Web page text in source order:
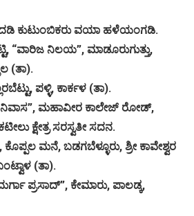
ಕುಟುಂಬಿಕರು ವಯಾ ಹಳೆಯಂಗಡಿ.
, “ವಾರಿಜ ನಿಲಯ”, ಮಾಡೂರುಗುತ್ತು,
(ತಾ).
, ಪಳ್ಳಿ, ಕಾರ್ಕಳ (ತಾ).
ನಿವಾಸ”, ಮಹಾವೀರ ಕಾಲೇಜ್ ರೋಡ್,
ಕ್ಷೇತ್ರ ಸರಸ್ವತೀ ಸದನ.
, ಕೊಪ್ಪಲ ಮನೆ, ಬಡಗಬೆಳ್ಳೂರು, ಶ್ರೀ ಕಾವೇಶ್ವರ
(ತಾ).
ಪ್ರಸಾದ್”, ಕೇಮಾರು, ಪಾಲಡ್ಕ,